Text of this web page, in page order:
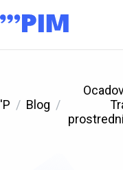
'P Blog